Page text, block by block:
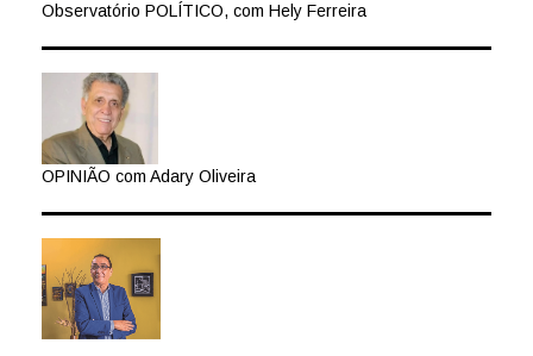
Observatório POLÍTICO, com Hely Ferreira
OPINIÃO com Adary Oliveira